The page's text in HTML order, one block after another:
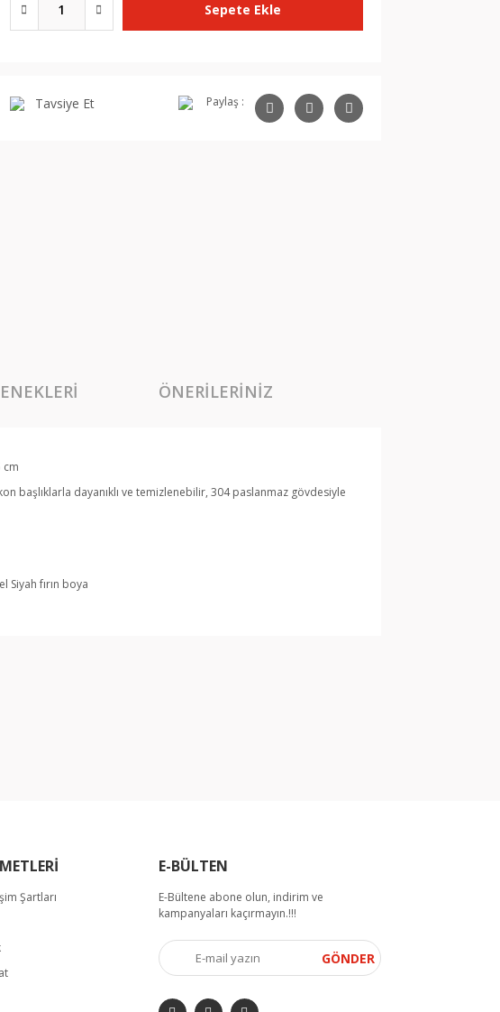
Sepete Ekle
Tavsiye Et Paylaş :
ÖNERILERINIZ
cm
başlıklarla dayanıklı ve temizlenebilir, 304 paslanmaz gövdesiyle
Siyah fırın boya
Şartları
E-BÜLTEN
E-Bültene abone olun, indirim ve
kampanyaları kaçırmayın.!!!
GÖNDER